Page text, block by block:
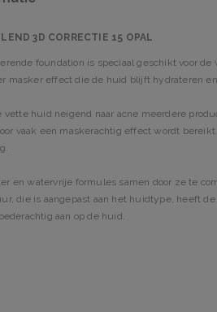
3D CORRECTIE 15 OPAL
foundation is speciaal geschikt voor de
masker effect die de huid blijft hydrateren
vette huid neigend naar acne meerdere
vaak een maskerachtig effect wordt
en watervrije formules samen door ze te
die is aangepast aan het huidtype, heeft
aan op de huid.
klein hazelnootje met de vingertoppen